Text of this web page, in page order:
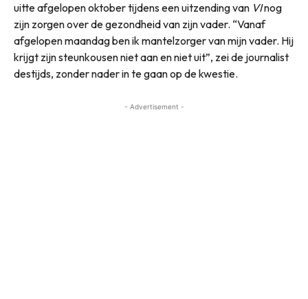
uitte afgelopen oktober tijdens een uitzending van VInog
zijn zorgen over de gezondheid van zijn vader. “Vanaf
afgelopen maandag ben ik mantelzorger van mijn vader. Hij
krijgt zijn steunkousen niet aan en niet uit”, zei de journalist
destijds, zonder nader in te gaan op de kwestie.
- Advertisement -